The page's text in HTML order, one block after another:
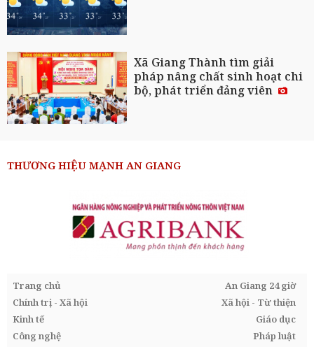
Xã Giang Thành tìm giải
pháp nâng chất sinh hoạt chi
bộ, phát triển đảng viên
THƯƠNG HIỆU MẠNH AN GIANG
Trang chủ
An Giang 24 giờ
Chính trị - Xã hội
Xã hội - Từ thiện
Kinh tế
Giáo dục
Công nghệ
Pháp luật